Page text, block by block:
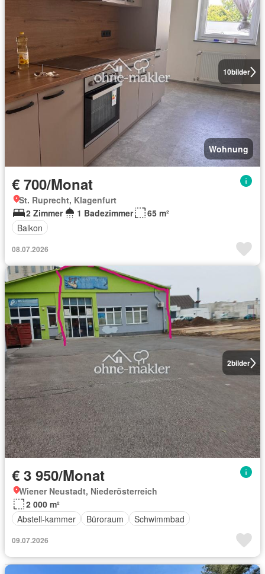
10bilder
Wohnung
€ 700/Monat
St. Ruprecht, Klagenfurt
2 Zimmer
1 Badezimmer
65 m²
Balkon
08.07.2026
2bilder
€ 3 950/Monat
Wiener Neustadt, Niederösterreich
2 000 m²
Abstell-kammer
Büroraum Schwimmbad
09.07.2026